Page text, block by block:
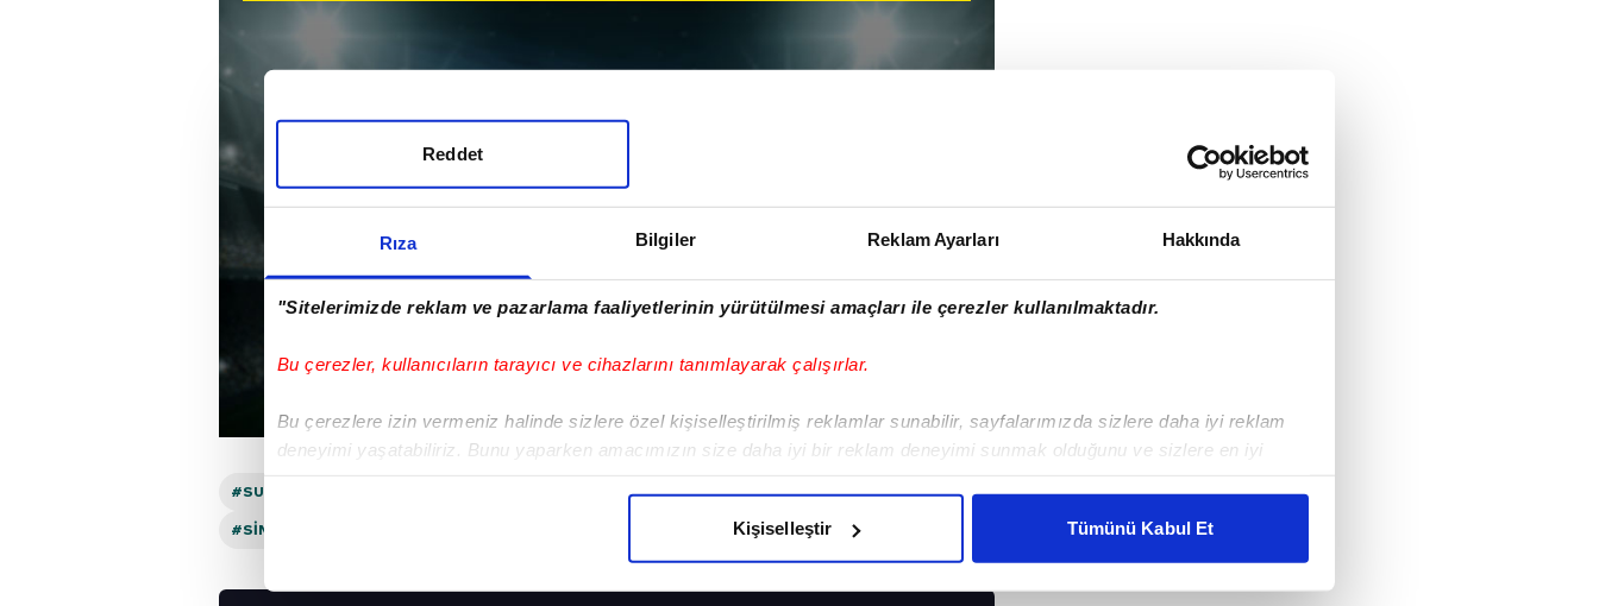
Rıza Bilgiler Reklam Ayarları Hakkında
"Sitelerimizde reklam ve pazarlama faaliyetlerinin yürütülmesi amaçları ile çerezler kullanılmaktadır.
Bu çerezler, kullanıcıların tarayıcı ve cihazlarını tanımlayarak çalışırlar.
Bu çerezlere izin vermeniz halinde sizlere özel kişiselleştirilmiş reklamlar sunabilir, sayfalarımızda sizlere daha iyi reklam
deneyimi yaşatabiliriz. Bunu yaparken amacımızın size daha iyi bir reklam deneyimi sunmak olduğunu ve sizlere en iyi
Her halükârda, kullanıcılar, bu çerezlere izin vermedikleri takdirde, kullanıcılara hedefli reklamlar gösterilmeyecektir."
Reddet
Kişiselleştir Tümünü Kabul Et
#SUUDI ARABISTAN #A SPOR
#SALZBURG
#SIMONE INZAGHI